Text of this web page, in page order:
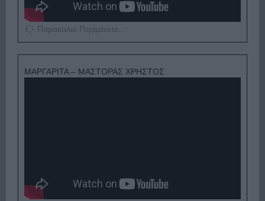
Παρακαλώ Περιμένετε...
ΜΑΡΓΑΡΙΤΑ – ΜΑΣΤΟΡΑΣ ΧΡΗΣΤΟΣ